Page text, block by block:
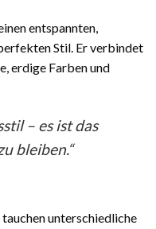
entspannten,
Stil. Er verbindet
erdige Farben und
– es ist das
bleiben.“
unterschiedliche